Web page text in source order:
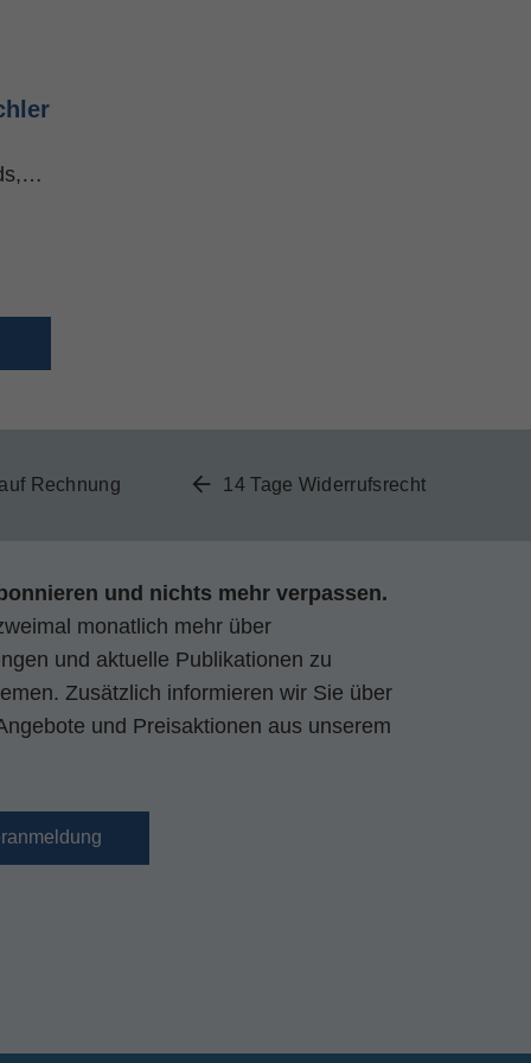
Rechnung 14 Tage Widerrufsrecht
und nichts mehr verpassen.
monatlich mehr über
und aktuelle Publikationen zu
Zusätzlich informieren wir Sie über
und Preisaktionen aus unserem